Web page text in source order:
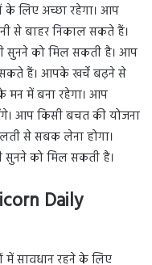
के लिए अच्छा रहेगा। आप
से बाहर निकाल सकते हैं।
सुनने को मिल सकती है। आप
सकते हैं। आपके खर्चे बढ़ने से
मन में बना रहेगा। आप
आप किसी बचत की योजना
से सबक लेना होगा।
को मिल सकती है।
Daily
में सावधान रहने के लिए